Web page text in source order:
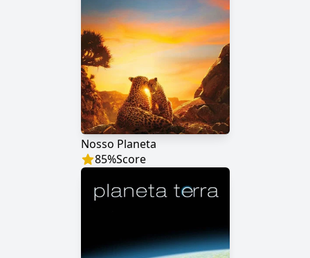
Nosso Planeta
85%Score